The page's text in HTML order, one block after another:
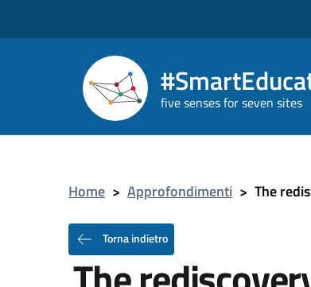
five senses for seven sites
Home > Approfondimenti > The
Torna indietro